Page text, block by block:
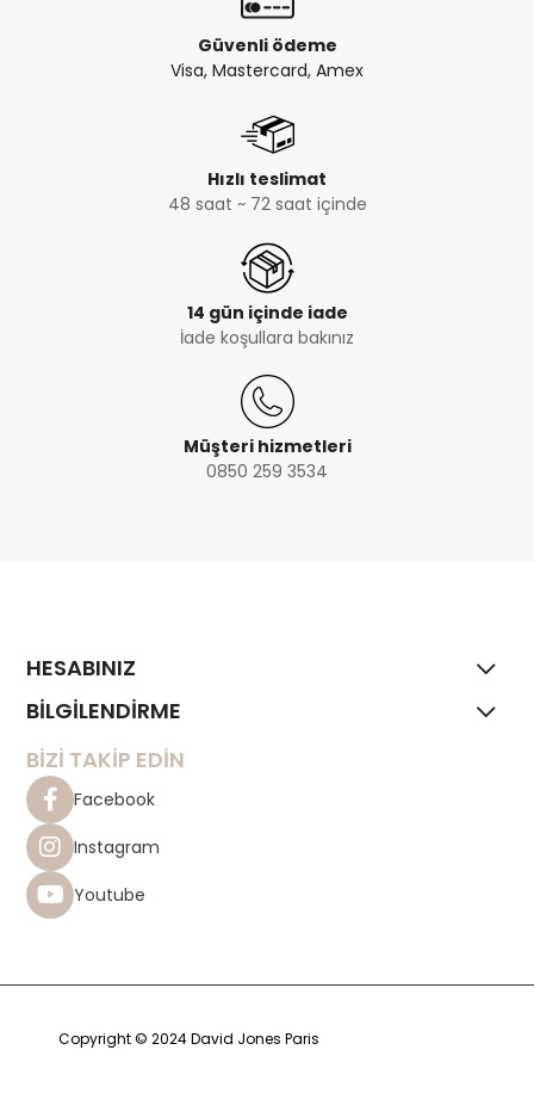
Güvenli ödeme
Visa, Mastercard, Amex
Hızlı teslimat
48 saat ~ 72 saat içinde
14 gün içinde iade
İade koşullara bakınız
Müşteri hizmetleri
0850 259 3534
HESABINIZ
BİLGİLENDİRME
BİZİ TAKİP EDİN
Facebook
Instagram
Youtube
Copyright © 2024 David Jones Paris